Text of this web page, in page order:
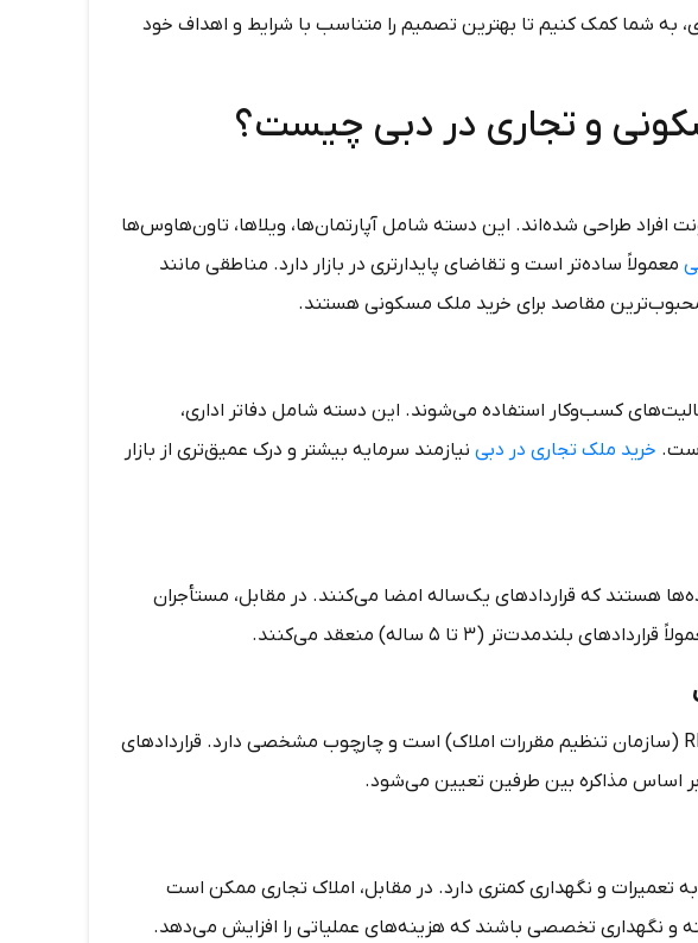
به شما کمک کنیم تا بهترین تصمیم را متناسب با شرایط و اهداف خود
و تجاری در دبی چیست؟
طراحی شده‌اند. این دسته شامل آپارتمان‌ها، ویلاها، تاون‌هاوس‌ها
معمولاً ساده‌تر است و تقاضای پایدارتری در بازار دارد. مناطقی مانند
محبوب‌ترین مقاصد برای خرید ملک مسکونی هستند.
کسب‌وکار استفاده می‌شوند. این دسته شامل دفاتر اداری،
خرید ملک تجاری در دبینیازمند سرمایه بیشتر و درک عمیق‌تری از بازار
هستند که قراردادهای یک‌ساله امضا می‌کنند. در مقابل، مستأجران
(۳ تا ۵ ساله) منعقد می‌کنند.
قراردادهای اجاره مسکونی در دبی تحت نظارت RERA (سازمان تنظیم مقررات املاک) است و چارچوب مشخصی دارد. قراردادهای
اساس مذاکره بین طرفین تعیین می‌شود.
و نگهداری کمتری دارد. در مقابل، املاک تجاری ممکن است
و نگهداری تخصصی باشند که هزینه‌های عملیاتی را افزایش می‌دهد.